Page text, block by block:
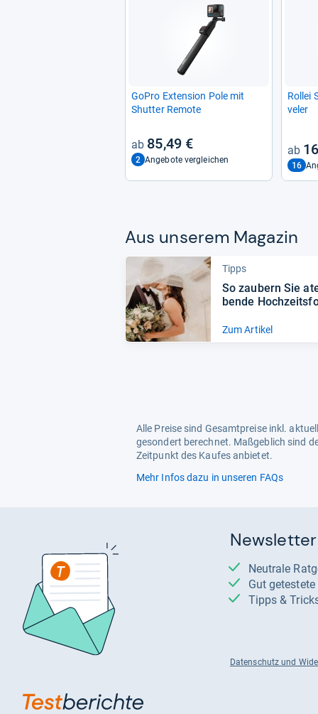
GoPro Exten­sion Pole mit
Shut­ter Remote
85,49 €
2 Angebote vergleichen
Rol­lei
ve­ler
16
Aus unse­rem Maga­zin
Tipps
So zau­bern Sie
bende
Zum Artikel
Alle Preise sind Gesamtpreise inkl.
gesondert berechnet. Maßgeblich sind
Zeitpunkt des Kaufes anbietet.
Mehr Infos dazu in unseren FAQs
Newsletter
Neutrale
Gut
Tipps &
Datenschutz und